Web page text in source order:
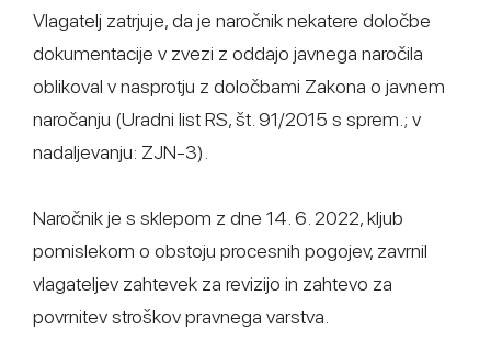
Vlagatelj zatrjuje, da je naročnik nekatere določbe
dokumentacije v zvezi z oddajo javnega naročila
oblikoval v nasprotju z določbami Zakona o javnem
naročanju (Uradni list RS, št. 91/2015 s sprem.; v
nadaljevanju: ZJN-3).
Naročnik je s sklepom z dne 14. 6. 2022, kljub
pomislekom o obstoju procesnih pogojev, zavrnil
vlagateljev zahtevek za revizijo in zahtevo za
povrnitev stroškov pravnega varstva.